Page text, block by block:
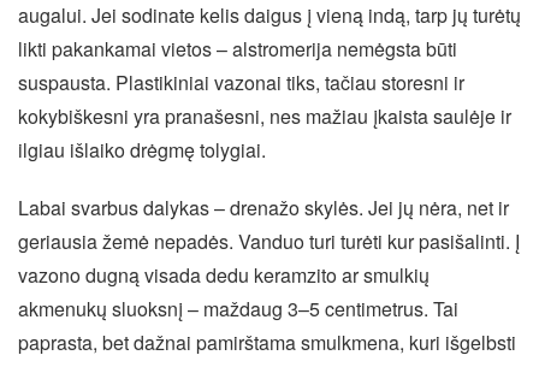
augalui. Jei sodinate kelis daigus į vieną indą, tarp jų turėtų
likti pakankamai vietos – alstromerija nemėgsta būti
suspausta. Plastikiniai vazonai tiks, tačiau storesni ir
kokybiškesni yra pranašesni, nes mažiau įkaista saulėje ir
ilgiau išlaiko drėgmę tolygiai.
Labai svarbus dalykas – drenažo skylės. Jei jų nėra, net ir
geriausia žemė nepadės. Vanduo turi turėti kur pasišalinti. Į
vazono dugną visada dedu keramzito ar smulkių
akmenukų sluoksnį – maždaug 3–5 centimetrus. Tai
paprasta, bet dažnai pamirštama smulkmena, kuri išgelbsti